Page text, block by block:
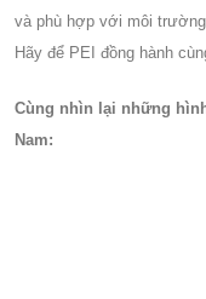
và phù hợp với môi
Hãy để PEI đồng hành
Cùng nhìn lại những
Nam: